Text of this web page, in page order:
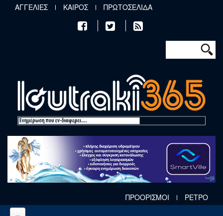
Παράκαμψη προς το κυρίως περιεχόμενο
ΑΓΓΕΛΙΕΣ ΚΑΙΡΟΣ ΠΡΩΤΟΣΕΛΙΔΑ
Φόρμα
Αναζήτηση
ΠΡΟΟΡΙΣΜΟΙ ΡΕΤΡΟ